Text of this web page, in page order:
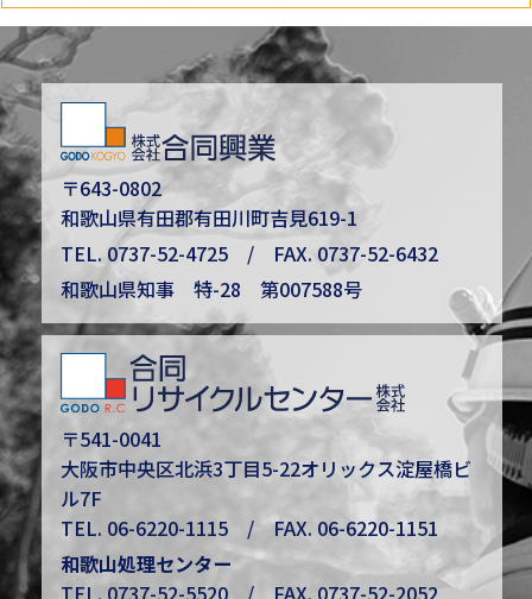
〒643-0802
和歌山県有田郡有田川町吉見619-1
TEL. 0737-52-4725/ FAX. 0737-52-6432
和歌山県知事 特-28 第007588号
〒541-0041
大阪市中央区北浜3丁目5-22オリックス淀屋橋ビ
ル7F
TEL. 06-6220-1115/ FAX. 06-6220-1151
和歌山処理センター
TEL. 0737-52-5520/ FAX. 0737-52-2052